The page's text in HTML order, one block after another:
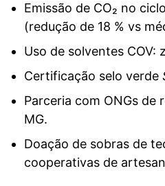
Emissão de CO₂ no
(redução de 18 % vs
Uso de solventes COV:
Certificação selo verde
Parceria com ONGs de
MG.
Doação de sobras de
cooperativas de